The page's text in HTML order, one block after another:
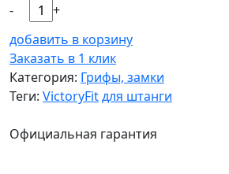
-
+
добавить в корзину
Заказать в 1 клик
Категория: Грифы, замки
Теги: VictoryFitдля штанги
Официальная гарантия